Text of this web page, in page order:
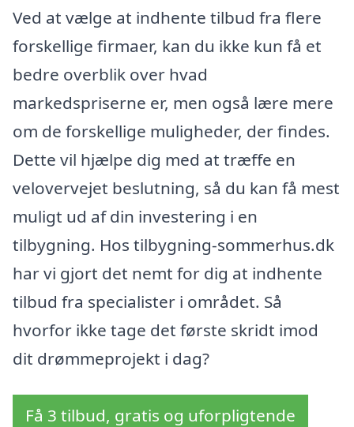
Ved at vælge at indhente tilbud fra flere
forskellige firmaer, kan du ikke kun få et
bedre overblik over hvad
markedspriserne er, men også lære mere
om de forskellige muligheder, der findes.
Dette vil hjælpe dig med at træffe en
velovervejet beslutning, så du kan få mest
muligt ud af din investering i en
tilbygning. Hos tilbygning-sommerhus.dk
har vi gjort det nemt for dig at indhente
tilbud fra specialister i området. Så
hvorfor ikke tage det første skridt imod
dit drømmeprojekt i dag?
Få 3 tilbud, gratis og uforpligtende